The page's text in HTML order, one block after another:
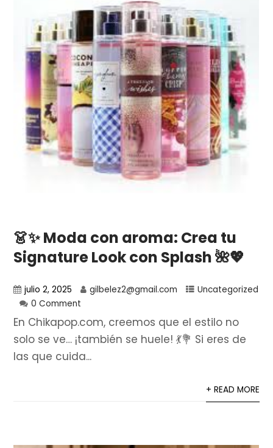
👗✨ Moda con aroma: Crea tu
Signature Look con Splash 🌺💖
julio 2, 2025 gilbelez2@gmail.com
Uncategorized
0 Comment
En Chikapop.com, creemos que el estilo no
solo se ve… ¡también se huele! 💃💐 Si eres de
las que cuida...
+ READ MORE